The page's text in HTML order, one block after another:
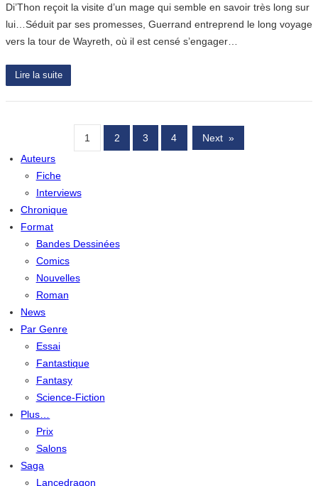
Di’Thon reçoit la visite d’un mage qui semble en savoir très long sur
lui…Séduit par ses promesses, Guerrand entreprend le long voyage
vers la tour de Wayreth, où il est censé s’engager…
Lire la suite
1 2 3 4 Next »
Auteurs
Fiche
Interviews
Chronique
Format
Bandes Dessinées
Comics
Nouvelles
Roman
News
Par Genre
Essai
Fantastique
Fantasy
Science-Fiction
Plus…
Prix
Salons
Saga
Lancedragon